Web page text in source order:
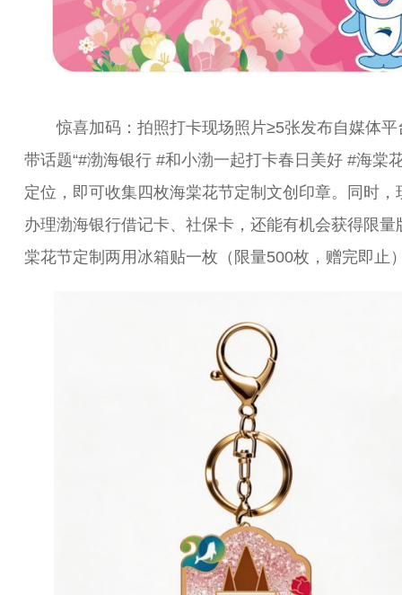
惊喜加码：拍照打卡现场照片≥5张发布自媒体平
带话题“#渤海银行 #和小渤一起打卡春日美好 #海棠
定位，即可收集四枚海棠花节定制文创印章。同时，
办理渤海银行借记卡、社保卡，还能有机会获得限量
棠花节定制两用冰箱贴一枚（限量500枚，赠完即止